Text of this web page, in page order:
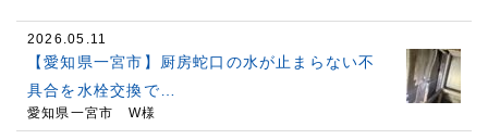
2026.05.11
【愛知県一宮市】厨房蛇口の水が止まらない不
具合を水栓交換で…
愛知県一宮市 W様